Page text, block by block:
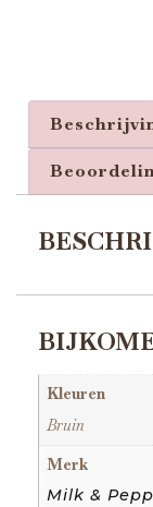
Kleuren
Bruin
Merk
Milk &